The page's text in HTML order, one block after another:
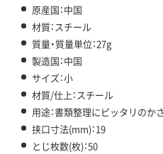
原産国：中国
材質：スチール
質量・質量単位：27g
製造国：中国
サイズ：小
材質/仕上：スチール
用途：書類整理にピッタリのか
挟口寸法(mm)：19
とじ枚数(枚)：50